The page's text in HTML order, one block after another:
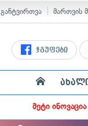
განტვირთვა მართვის
ჯგუფები
მეტი ინოვაცია